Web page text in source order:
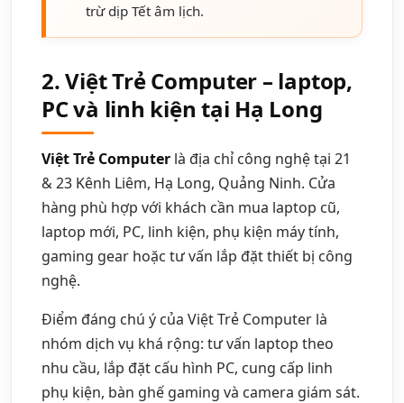
trừ dịp Tết âm lịch.
2. Việt Trẻ Computer – laptop,
PC và linh kiện tại Hạ Long
Việt Trẻ Computer là địa chỉ công nghệ tại 21
& 23 Kênh Liêm, Hạ Long, Quảng Ninh. Cửa
hàng phù hợp với khách cần mua laptop cũ,
laptop mới, PC, linh kiện, phụ kiện máy tính,
gaming gear hoặc tư vấn lắp đặt thiết bị công
nghệ.
Điểm đáng chú ý của Việt Trẻ Computer là
nhóm dịch vụ khá rộng: tư vấn laptop theo
nhu cầu, lắp đặt cấu hình PC, cung cấp linh
phụ kiện, bàn ghế gaming và camera giám sát.